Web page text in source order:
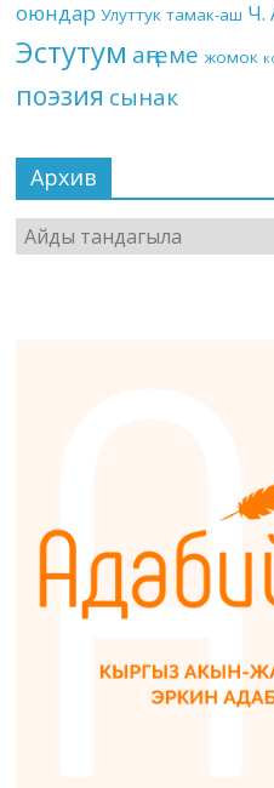
оюндар Улуттук тамак-аш Ч.
Эстутум аңгеме жомок
поэзия сынак
Архив
Архив